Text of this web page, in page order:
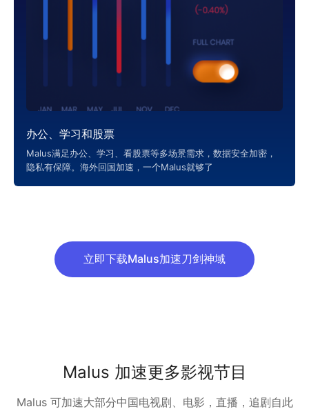
办公、学习和股票
Malus满足办公、学习、看股票等多场景需求，数据安全加密，
隐私有保障。海外回国加速，一个Malus就够了
立即下载Malus加速刀剑神域
Malus 加速更多影视节目
Malus 可加速大部分中国电视剧、电影，直播，追剧自此